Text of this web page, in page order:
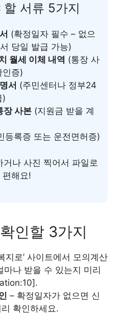
서류 5가지
(확정일자 필수 – 없으
당일 발급 가능)
월세 이체 내역 (통장 사
인증)
서 (주민센터나 정부24
)
장 사본 (지원금 받을 계
등록증 또는 운전면허증)
나 사진 찍어서 파일로
편해요!
인할 3가지
지로’ 사이트에서 모의계산
마나 받을 수 있는지 미리
– 확정일자가 없으면 신
확인하세요.